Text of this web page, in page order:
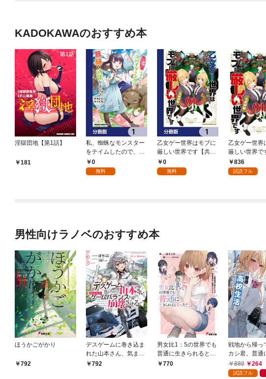
KADOKAWAのおすすめ本
淫獄団地【第1話】
181
私、蜘蛛なモンスター
をテイムしたので、ス
パイダーシルクで裁縫
を頑張ります！【分冊
0
無料
乙女ゲー世界はモブに
厳しい世界です【共和
国編】【分冊版】 1
0
無料
乙女ゲー世界
厳しい世界で
国編】 ０１
836
試読フル
男性向けラノベのおすすめ本
ほうかごがかり
792
デスゲームに巻き込ま
れた山本さん、気まま
にゲームバランスを崩
792
男女比1：5の世界でも
普通に生きられると思
った？ ～激重感情な
770
戦地から帰っ
カシ君。普通
活を送りたい
特典付】１
880 264
試読フル